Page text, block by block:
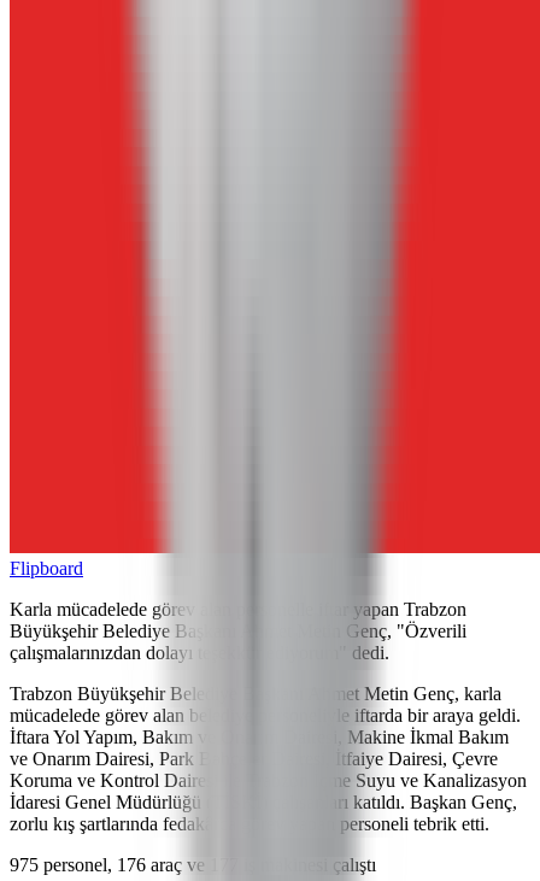
Flipboard
Karla mücadelede görev alan personelle iftar yapan Trabzon
Büyükşehir Belediye Başkanı Ahmet Metin Genç, "Özverili
çalışmalarınızdan dolayı teşekkür ediyorum" dedi.
Trabzon Büyükşehir Belediye Başkanı Ahmet Metin Genç, karla
mücadelede görev alan belediye personeliyle iftarda bir araya geldi.
İftara Yol Yapım, Bakım ve Onarım Dairesi, Makine İkmal Bakım
ve Onarım Dairesi, Park Bahçeler Dairesi, İtfaiye Dairesi, Çevre
Koruma ve Kontrol Dairesi ile Trabzon İçme Suyu ve Kanalizasyon
İdaresi Genel Müdürlüğü (TİSKİ) çalışanları katıldı. Başkan Genç,
zorlu kış şartlarında fedakârca görev yapan personeli tebrik etti.
975 personel, 176 araç ve 177 iş makinesi çalıştı